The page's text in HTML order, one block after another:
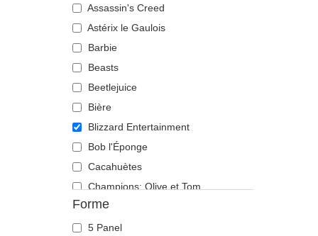
Fourmi
Guépard
Hibou
Hippopotame
Labrador retriever
Langouste
Lézard
Libellule
Licorne
Lion
Lionne
Loup
9FORTY M-Crown
9SEVENTY
9TWENTY
A Frame
Casual Classic
E Frame
Open Back
Runner
The 90s
The Ball
The Retro
The Snap
Assassin's Creed
Astérix le Gaulois
Barbie
Beasts
Beetlejuice
Bière
Blizzard Entertainment
Bob l'Éponge
Cacahuètes
Champions: Olive et Tom
Chupa Chups
Cocktails
Forme
5 Panel